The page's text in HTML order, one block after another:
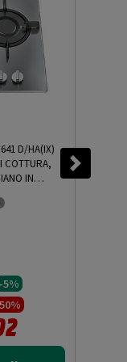
D/HA(IX)
COTTURA,
IN
- 5%
-5%
da